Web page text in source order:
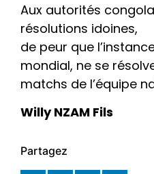
Aux autorités
résolutions idoines,
de peur que
mondial, ne se
matchs de l’équipe
Willy NZAM Fils
Partagez